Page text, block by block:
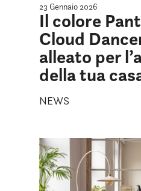
23 Gennaio 2026
Il colore
Cloud
alleato per
della tua
NEWS